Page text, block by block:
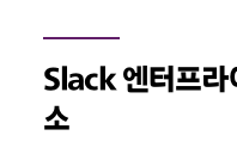
Slack 엔터프라
소